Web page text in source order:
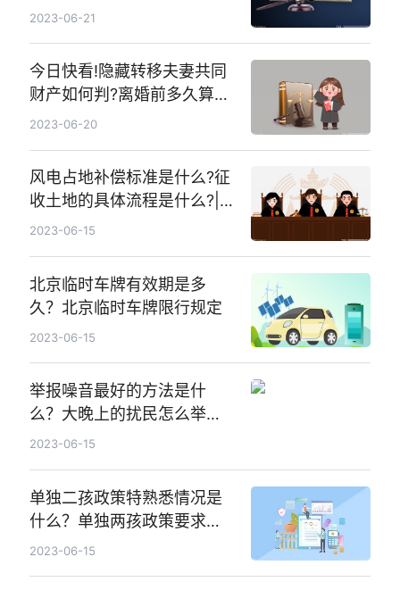
均为现役军人的如何办理离
2023-06-21
今日快看!隐藏转移夫妻共同
财产如何判?离婚前多久算转
移财产?
2023-06-20
风电占地补偿标准是什么?征
收土地的具体流程是什么?|
全球热门
2023-06-15
北京临时车牌有效期是多
久？北京临时车牌限行规定
2023-06-15
举报噪音最好的方法是什
么？大晚上的扰民怎么举
报？
2023-06-15
单独二孩政策特熟悉情况是
什么？单独两孩政策要求内
容是什么？|天天即时
2023-06-15